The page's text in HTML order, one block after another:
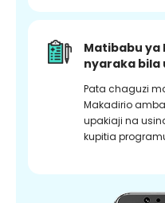
Matibabu ya
nyaraka bila
Pata chaguzi
Makadirio
upakiaji na
kupitia